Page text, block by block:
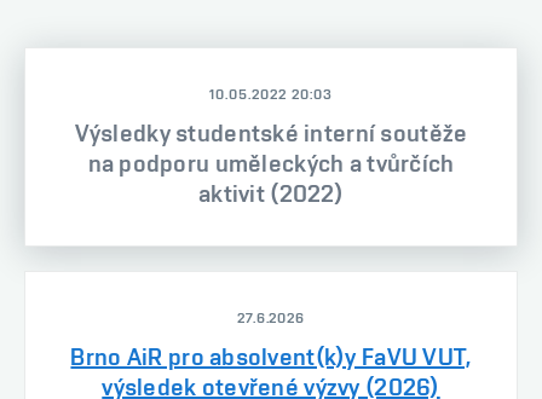
10.05.2022 20:03
Výsledky studentské interní soutěže
na podporu uměleckých a tvůrčích
aktivit (2022)
27.6.2026
Brno AiR pro absolvent(k)y FaVU VUT,
výsledek otevřené výzvy (2026)